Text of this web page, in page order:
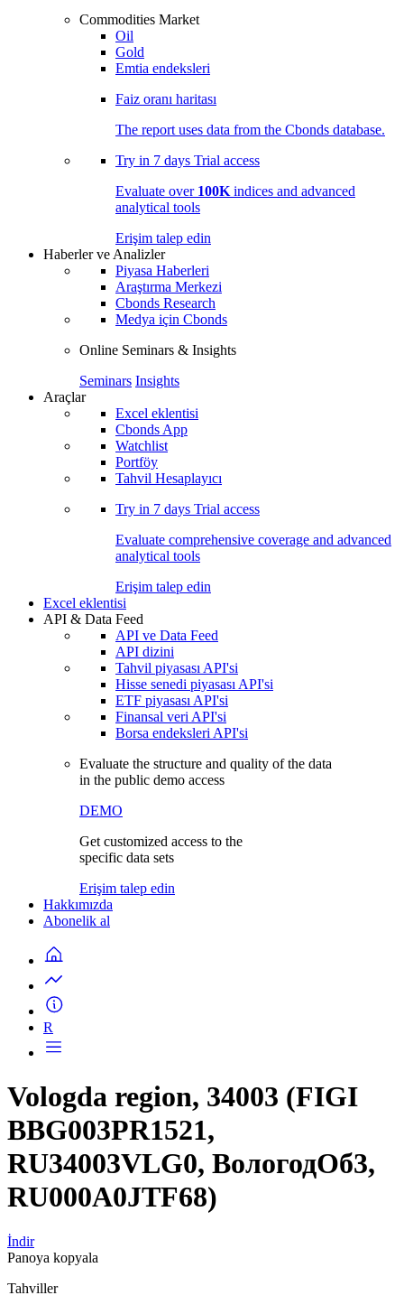
Commodities Market
Oil
Gold
Emtia endeksleri
Faiz oranı haritası
The report uses data from the Cbonds database.
Try in 7 days Trial access
Evaluate over 100K indices and advanced
analytical tools
Erişim talep edin
Haberler ve Analizler
Piyasa Haberleri
Araştırma Merkezi
Cbonds Research
Medya için Cbonds
Online Seminars & Insights
Seminars Insights
Araçlar
Excel eklentisi
Cbonds App
Watchlist
Portföy
Tahvil Hesaplayıcı
Try in 7 days Trial access
Evaluate comprehensive coverage and advanced
analytical tools
Erişim talep edin
Excel eklentisi
API & Data Feed
API ve Data Feed
API dizini
Tahvil piyasası API'si
Hisse senedi piyasası API'si
ETF piyasası API'si
Finansal veri API'si
Borsa endeksleri API'si
Evaluate the structure and quality of the data
in the public demo access
DEMO
Get customized access to the
specific data sets
Erişim talep edin
Hakkımızda
Abonelik al
R
Vologda region, 34003 (FIGI
BBG003PR1521,
RU34003VLG0, ВологодОб3,
RU000A0JTF68)
İndir
Panoya kopyala
Tahviller